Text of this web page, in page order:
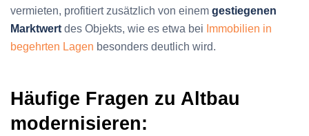
vermieten, profitiert zusätzlich von einem gestiegenen
Marktwert des Objekts, wie es etwa bei Immobilien in
begehrten Lagen besonders deutlich wird.
Häufige Fragen zu Altbau
modernisieren: